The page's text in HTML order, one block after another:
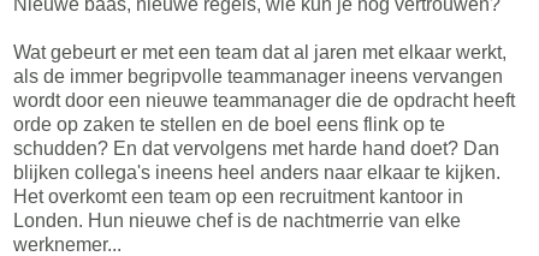
Nieuwe baas, nieuwe regels, wie kun je nog vertrouwen?
Wat gebeurt er met een team dat al jaren met elkaar werkt,
als de immer begripvolle teammanager ineens vervangen
wordt door een nieuwe teammanager die de opdracht heeft
orde op zaken te stellen en de boel eens flink op te
schudden? En dat vervolgens met harde hand doet? Dan
blijken collega's ineens heel anders naar elkaar te kijken.
Het overkomt een team op een recruitment kantoor in
Londen. Hun nieuwe chef is de nachtmerrie van elke
werknemer...